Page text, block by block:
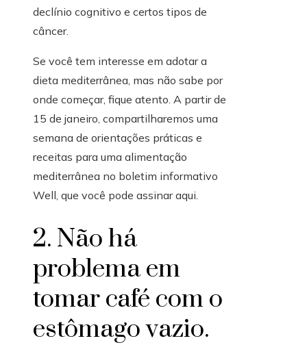
declínio cognitivo e certos tipos de
câncer.
Se você tem interesse em adotar a
dieta mediterrânea, mas não sabe por
onde começar, fique atento. A partir de
15 de janeiro, compartilharemos uma
semana de orientações práticas e
receitas para uma alimentação
mediterrânea no boletim informativo
Well, que você pode assinar aqui.
2. Não há
problema em
tomar café com o
estômago vazio.